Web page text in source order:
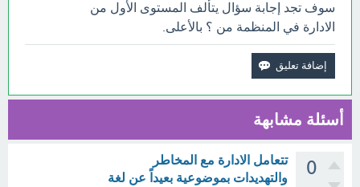
سوف تجد إجابة سؤال يتألف المستوى الأول من
الادارة في المنظمة من ؟ بالأعلى.
أسئلة مشابهة
0
تتعامل الادارة مع المخاطر
والتهديدات بموضوعية بعيداً عن لغة